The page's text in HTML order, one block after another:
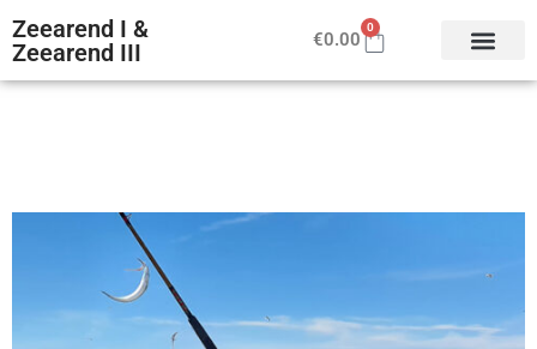
Zeearend I &
Zeearend III
€0.00
0